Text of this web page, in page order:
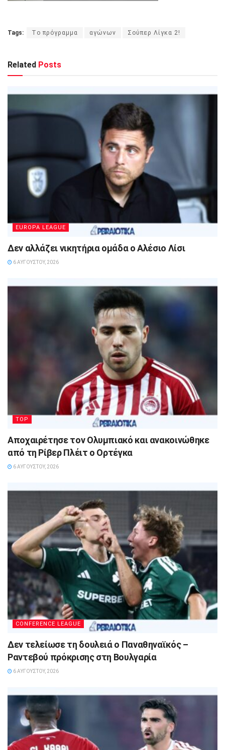
Tags: Tο πρόγραμμα αγώνων Σούπερ Λίγκα 2!
Related Posts
EUROPA LEAGUE
Δεν αλλάζει νικητήρια ομάδα ο Αλέσιο Λίσι
6 ΑΥΓΟΎΣΤΟΥ, 2026
TOP
Αποχαιρέτησε τον Ολυμπιακό και ανακοινώθηκε
από τη Ρίβερ Πλέιτ ο Ορτέγκα
6 ΑΥΓΟΎΣΤΟΥ, 2026
CONFERENCE LEAGUE
Δεν τελείωσε τη δουλειά ο Παναθηναϊκός –
Ραντεβού πρόκρισης στη Βουλγαρία
6 ΑΥΓΟΎΣΤΟΥ, 2026